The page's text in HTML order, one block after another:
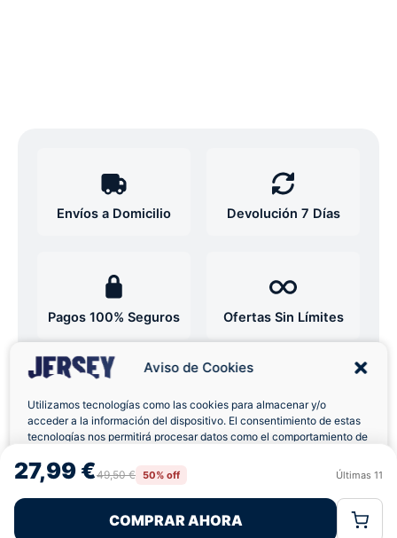
Aviso de Cookies
Utilizamos tecnologías como las cookies para almacenar y/o
acceder a la información del dispositivo. El consentimiento de estas
tecnologías nos permitirá procesar datos como el comportamiento de
retirar el consentimiento, puede afectar negativamente a ciertas
características y funciones.
Rechazar
Política de CookiesPolítica de Privacidad
27,99 €49,50 € 50% off Últimas 11
COMPRAR AHORA
Envíos a Domicilio Devolución 7 Días
Pagos 100% Seguros Ofertas Sin Límites
verificadas
¿Tienes dudas con la talla o el envío?